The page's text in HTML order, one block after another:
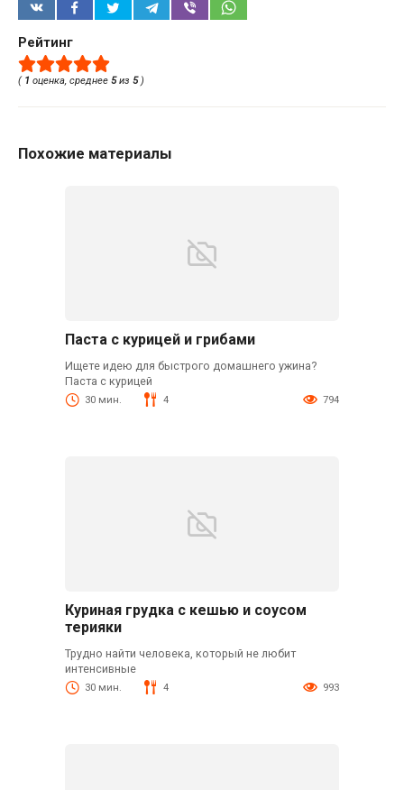
Рейтинг
( 1 оценка, среднее 5из 5)
Похожие материалы
Паста с курицей и грибами
Ищете идею для быстрого домашнего ужина?
Паста с курицей
30 мин. 4 794
Куриная грудка с кешью и соусом
терияки
Трудно найти человека, который не любит
интенсивные
30 мин. 4 993